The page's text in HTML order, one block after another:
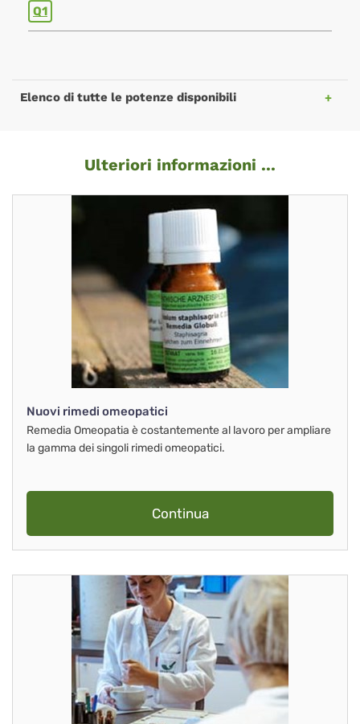
Q1
Elenco di tutte le potenze disponibili
Ulteriori informazioni ...
Nuovi rimedi omeopatici
Remedia Omeopatia è costantemente al lavoro per ampliare
la gamma dei singoli rimedi omeopatici.
Continua